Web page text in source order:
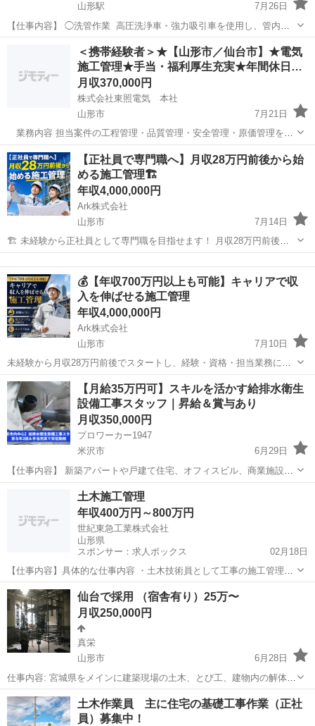
山形駅
7月26日
【仕事内容】 ◯洗管作業 高圧洗浄車・強力吸引車を使用し、管内の
泥・木葉・モルタル等の除去をします。 ◯事前処理 障害物があった
場合、超高圧洗浄車等を使用し、障害物の除去、モルタルを使い慣ら
して管内を並行にしますをします。 ...
山形駅 その他 未経験
＜携帯経験者＞★【山形市／仙台市】★電気
施工管理★手当・福利厚生充実★年間休日…
月収370,000円
株式会社東照電気 本社
山形市
7月21日
業務内容 担当案件の工程管理・品質管理・安全管理・原価管理を主
体的に行っていただきます。 ＝担当する工事＝ ・種類：電気設備の内
線工事がメインです。（屋内作業が中心で天候に左右されにくい） ・
対象： 公共施設（...
山形 山形市 施工管理
【正社員で専門職へ】月収28万円前後から始
める施工管理🏗️
年収4,000,000円
Ark株式会社
山形市
7月14日
🏗️ 未経験から正社員として専門職を目指せます！ 月収28万円前後か
らスタートし、経験・資格を積みながら着実に収入アップ。 将来に活
かせるスキルを身につけたい方におすすめの仕事です✨ ーーーーーー
ーーーーーーーー ...💰【年収700万円以上も可能】キャリアで収
入を伸ばせる施工管理
年収4,000,000円
Ark株式会社
山形市
7月10日
未経験から月収28万円前後でスタートし、経験・資格・担当業務に応
じて収入アップを目指せます✨ 専門スキルを身につけながら、将来的
には年収700万円以上を目指せるキャリアも！ 頑張りや成長が収入に
つながる建設サポート職です...
山形 山形市 施工管理 未経験
【月給35万円可】スキルを活かす給排水衛生
設備工事スタッフ｜昇給＆賞与あり
月収350,000円
プロワーカー1947
米沢市
6月29日
【仕事内容】 新築アパートや戸建て住宅、オフィスビル、商業施設、
福祉施設など、さまざまな建物の「給排水衛生設備工事」や「土木工
事」を行います。 主な現場は山形市内および近郊で、基本的に県内で
の施工が中心。 地域に根ざし...
その他 未経験
土木施工管理
年収400万円～800万円
世紀東急工業株式会社
山形県
スポンサー：求人ボックス
02月18日
【仕事内容】具体的な仕事内容 ・土木技術員として工事の施工管理を
ご担当頂きます。 ・工程管理、品質管理、出来形管理、安全管理、原
価管理 など ・いずれかの分野において、施工管理を担当します。 ・
道路建設、舗装工事事業(土木工事施工...
正社員
仙台で採用 （宿舎有り）25万〜
月収250,000円
真栄
山形市
6月28日
仕事内容: 宮城県をメインに建築現場の土木、とび工、建物内の解体。
職種は とび、土木工事全般(現場作業)の他に、電気、空調設備、解体
撤去揚重据付作業、太陽光工事などの現場作業に携わっていただきま
す。 求める人材: ...
山形 山形市 鳶職
土木作業員 主に住宅の基礎工事作業（正社
員）募集中！